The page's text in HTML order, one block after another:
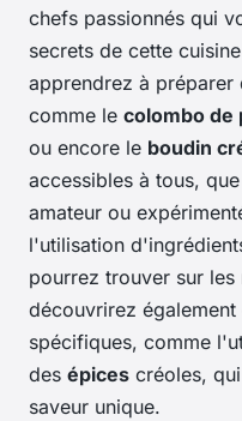
chefs passionnés qui
secrets de cette
apprendrez à préparer
comme le colombo de
ou encore le boudin
accessibles à tous,
amateur ou
l'utilisation
pourrez trouver sur
découvrirez
spécifiques, comme
des épices créoles,
saveur unique.